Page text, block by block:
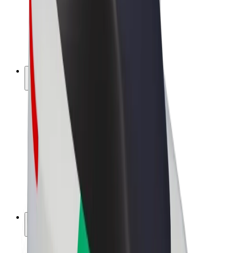
Bolt Drive
Bolt for Business
E-kola
Bolt Plus
Vydělávejte s Boltem
Výdělky řidiče
Výdělky kurýra
Partneři Bolt Food